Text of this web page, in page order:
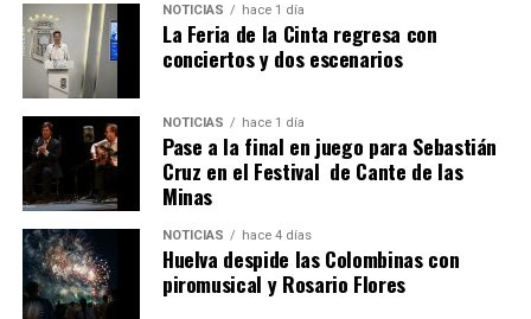
SEXTA CORRIDA DE LAS FIESTAS COLOMBINAS
2026
hace 4 días· Huelvatv
NOTICIAS hace 1 día
La Feria de la Cinta regresa con
conciertos y dos escenarios
NOTICIAS hace 1 día
Pase a la final en juego para Sebastián
Cruz en el Festival de Cante de las
Minas
NOTICIAS hace 4 días
Huelva despide las Colombinas con
piromusical y Rosario Flores